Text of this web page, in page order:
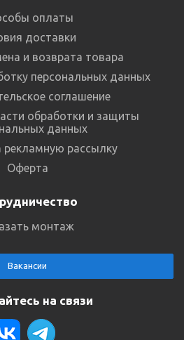
оплаты
доставки
и возврата товара
персональных данных
соглашение
обработки и защиты
данных
рекламную рассылку
Оферта
монтаж
Вакансии
на связи